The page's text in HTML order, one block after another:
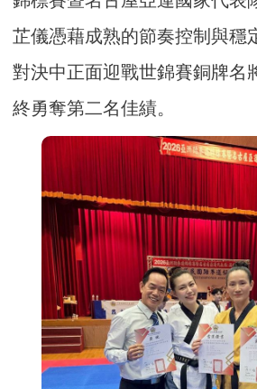
芷儀憑藉成熟的節奏控制與穩
對決中正面迎戰世錦賽銅牌名
終勇奪第二名佳績。